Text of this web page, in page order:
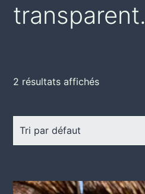
transparent.
2 résultats affichés